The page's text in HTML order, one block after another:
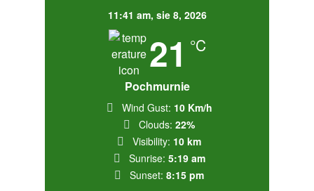
11:41 am, sie 8, 2026
21 °C
Pochmurnie
Wind Gust: 10 Km/h
Clouds: 22%
Visibility: 10 km
Sunrise: 5:19 am
Sunset: 8:15 pm